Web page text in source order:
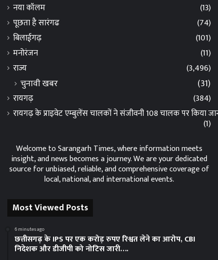
नया कॉलम
(13)
पूछता है सारंगढ
(74)
बिलाईगढ़
(101)
मनोरंजन
(11)
राज्य
(3,496)
चुनावी खबर (31)
रायगढ़
(384)
रायगढ़ के प्राइवेट एम्बुलेंस चालकों ने संजीवनी 108 चालक पर किया
(1)
Welcome to Sarangarh Times, where information meets
insight, and news becomes a journey. We are your dedicated
source for unbiased, reliable, and comprehensive coverage of
local, national, and international events.
Most Viewed Posts
6 minutes ago
छत्तीसगढ़ के IPS पर एक करोड़ रुपए रिश्वत लेने का आरोप, CBI
निदेशक और डीजीपी को नोटिस जारी….